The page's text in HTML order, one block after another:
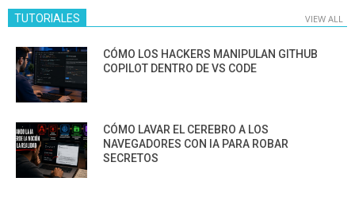
TUTORIALES VIEW ALL
CÓMO LOS HACKERS MANIPULAN GITHUB
COPILOT DENTRO DE VS CODE
CÓMO LAVAR EL CEREBRO A LOS
NAVEGADORES CON IA PARA ROBAR
SECRETOS